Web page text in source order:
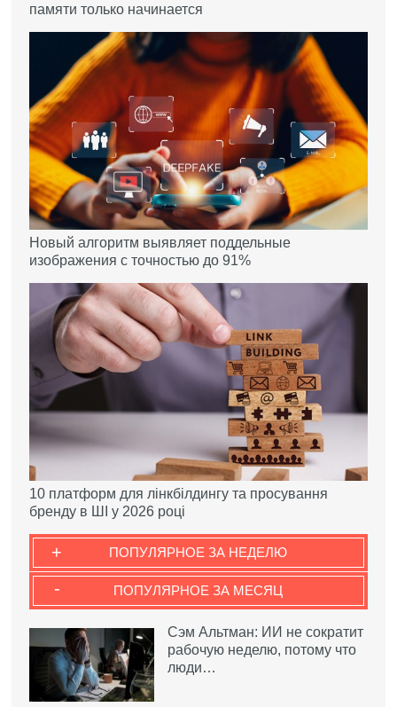
памяти только начинается
Новый алгоритм выявляет поддельные
изображения с точностью до 91%
10 платформ для лінкбілдингу та просування
бренду в ШІ у 2026 році
ПОПУЛЯРНОЕ ЗА НЕДЕЛЮ
+
ПОПУЛЯРНОЕ ЗА МЕСЯЦ
-
Сэм Альтман: ИИ не сократит
рабочую неделю, потому что
люди…